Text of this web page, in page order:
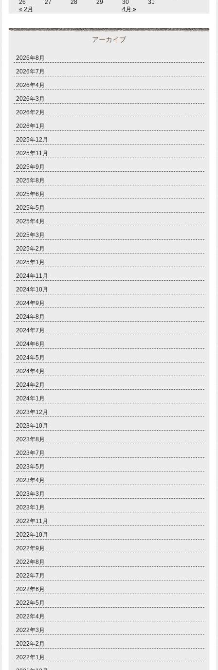
« 2月 4月 »
26
27 28 29 30 31
アーカイブ
2026年8月
2026年7月
2026年4月
2026年3月
2026年2月
2026年1月
2025年12月
2025年11月
2025年9月
2025年8月
2025年6月
2025年5月
2025年4月
2025年3月
2025年2月
2025年1月
2024年11月
2024年10月
2024年9月
2024年8月
2024年7月
2024年6月
2024年5月
2024年4月
2024年2月
2024年1月
2023年12月
2023年10月
2023年8月
2023年7月
2023年5月
2023年4月
2023年3月
2023年1月
2022年11月
2022年10月
2022年9月
2022年8月
2022年7月
2022年6月
2022年5月
2022年4月
2022年3月
2022年2月
2022年1月